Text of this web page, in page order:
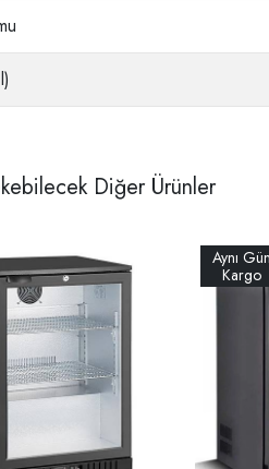
Diğer Ürünler